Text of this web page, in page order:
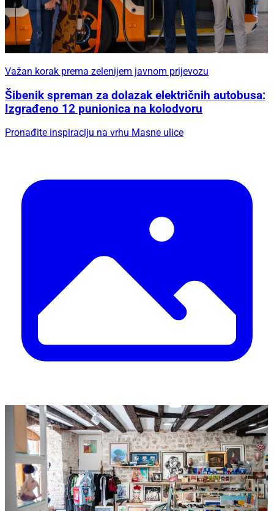
Važan korak prema zelenijem javnom prijevozu
Šibenik spreman za dolazak električnih autobusa:
Izgrađeno 12 punionica na kolodvoru
Pronađite inspiraciju na vrhu Masne ulice